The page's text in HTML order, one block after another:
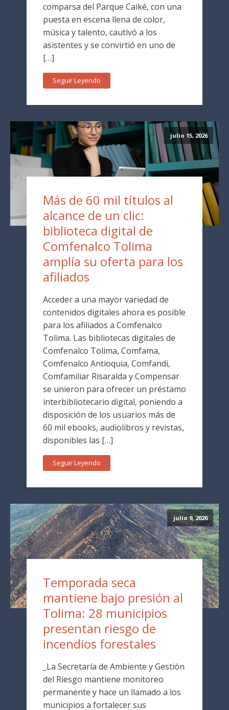
comparsa del Parque Caiké, con una
puesta en escena llena de color,
música y talento, cautivó a los
asistentes y se convirtió en uno de
[…]
Seguir Leyendo
julio 15, 2026
Más de 60 mil títulos al
alcance de un clic:
biblioteca digital de
Comfenalco Tolima
amplía su oferta para los
afiliados
Acceder a una mayor variedad de
contenidos digitales ahora es posible
para los afiliados a Comfenalco
Tolima. Las bibliotecas digitales de
Comfenalco Tolima, Comfama,
Comfenalco Antioquia, Comfandi,
Comfamiliar Risaralda y Compensar
se unieron para ofrecer un préstamo
interbibliotecario digital, poniendo a
disposición de los usuarios más de
60 mil ebooks, audiolibros y revistas,
disponibles las […]
Seguir Leyendo
julio 9, 2026
Temporada seca
mantiene bajo presión al
Tolima: 28 municipios
presentan riesgo de
incendios forestales
_La Secretaría de Ambiente y Gestión
del Riesgo mantiene monitoreo
permanente y hace un llamado a los
municipios a fortalecer sus